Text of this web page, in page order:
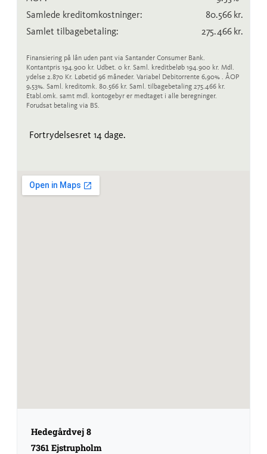
Samlede kreditomkostninger:
80.566 kr.
Samlet tilbagebetaling:
275.466 kr.
Finansiering på lån uden pant via Santander Consumer Bank.
Kontantpris 194.900 kr. Udbet. 0 kr. Saml. kreditbeløb 194.900 kr. Mdl.
ydelse 2.870 Kr. Løbetid 96 måneder. Variabel Debitorrente 6,90% . ÅOP
9,53%. Saml. kreditomk. 80.566 kr. Saml. tilbagebetaling 275.466 kr.
Etabl.omk. samt mdl. kontogebyr er medtaget i alle beregninger.
Forudsat betaling via BS.
Fortrydelsesret 14 dage.
Hedegårdvej 8
7361 Ejstrupholm